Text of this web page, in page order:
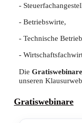
-
- Betriebswirte,
- Technische
-
Die Gratiswebinare
unseren
Gratiswebinare